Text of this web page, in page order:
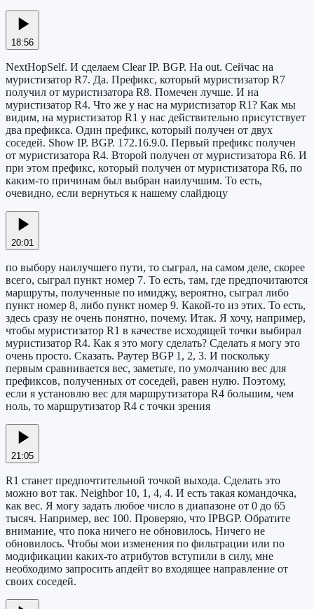
18:56
NextHopSelf. И сделаем Clear IP. BGP. На out. Сейчас на
муристизатор R7. Да. Префикс, который муристизатор R7
получил от муристизатора R8. Помечен лучше. И на
муристизатор R4. Что же у нас на муристизатор R1? Как мы
видим, на муристизатор R1 у нас действительно присутствует
два префикса. Один префикс, который получен от двух
соседей. Show IP. BGP. 172.16.9.0. Первый префикс получен
от муристизатора R4. Второй получен от муристизатора R6. И
при этом префикс, который получен от муристизатора R6, по
каким-то причинам был выбран наилучшим. То есть,
очевидно, если вернуться к нашему слайдюцу
20:01
по выбору наилучшего пути, то сыграл, на самом деле, скорее
всего, сыграл пункт номер 7. То есть, там, где предпочитаются
маршруты, полученные по имиджу, вероятно, сыграл либо
пункт номер 8, либо пункт номер 9. Какой-то из этих. То есть,
здесь сразу не очень понятно, почему. Итак. Я хочу, например,
чтобы муристизатор R1 в качестве исходящей точки выбирал
муристизатор R4. Как я это могу сделать? Сделать я могу это
очень просто. Сказать. Раутер BGP 1, 2, 3. И поскольку
первым сравнивается вес, заметьте, по умолчанию вес для
префиксов, полученных от соседей, равен нулю. Поэтому,
если я установлю вес для маршрутизатора R4 большим, чем
ноль, то маршрутизатор R4 с точки зрения
21:05
R1 станет предпочтительной точкой выхода. Сделать это
можно вот так. Neighbor 10, 1, 4, 4. И есть такая командочка,
как вес. Я могу задать любое число в диапазоне от 0 до 65
тысяч. Например, вес 100. Проверяю, что IPBGP. Обратите
внимание, что пока ничего не обновилось. Ничего не
обновилось. Чтобы мои изменения по фильтрации или по
модификации каких-то атрибутов вступили в силу, мне
необходимо запросить апдейт во входящее направление от
своих соседей.